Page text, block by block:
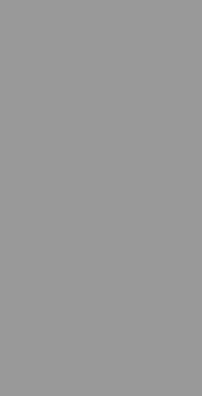
опыт. Станьте еще